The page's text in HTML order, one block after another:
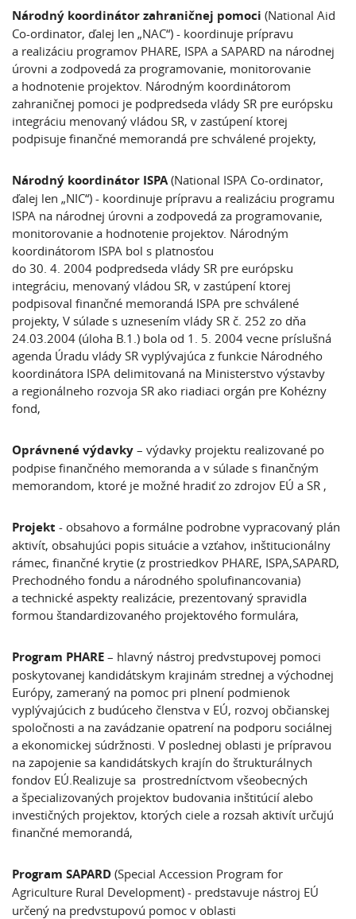
Národný koordinátor zahraničnej pomoci (National Aid
Co-ordinator, ďalej len „NAC“) - koordinuje prípravu
a realizáciu programov PHARE, ISPA a SAPARD na národnej
úrovni a zodpovedá za programovanie, monitorovanie
a hodnotenie projektov. Národným koordinátorom
zahraničnej pomoci je podpredseda vlády SR pre európsku
integráciu menovaný vládou SR, v zastúpení ktorej
podpisuje finančné memorandá pre schválené projekty,
Národný koordinátor ISPA(National ISPA Co-ordinator,
ďalej len „NIC“) - koordinuje prípravu a realizáciu programu
ISPA na národnej úrovni a zodpovedá za programovanie,
monitorovanie a hodnotenie projektov. Národným
koordinátorom ISPA bol s platnosťou
do 30. 4. 2004 podpredseda vlády SR pre európsku
integráciu, menovaný vládou SR, v zastúpení ktorej
podpisoval finančné memorandá ISPA pre schválené
projekty, V súlade s uznesením vlády SR č. 252 zo dňa
24.03.2004 (úloha B.1.) bola od 1. 5. 2004 vecne príslušná
agenda Úradu vlády SR vyplývajúca z funkcie Národného
koordinátora ISPA delimitovaná na Ministerstvo výstavby
a regionálneho rozvoja SR ako riadiaci orgán pre Kohézny
fond,
Oprávnené výdavky – výdavky projektu realizované po
podpise finančného memoranda a v súlade s finančným
memorandom, ktoré je možné hradiť zo zdrojov EÚ a SR ,
Projekt - obsahovo a formálne podrobne vypracovaný plán
aktivít, obsahujúci popis situácie a vzťahov, inštitucionálny
rámec, finančné krytie (z prostriedkov PHARE, ISPA,SAPARD,
Prechodného fondu a národného spolufinancovania)
a technické aspekty realizácie, prezentovaný spravidla
formou štandardizovaného projektového formulára,
Program PHARE – hlavný nástroj predvstupovej pomoci
poskytovanej kandidátskym krajinám strednej a východnej
Európy, zameraný na pomoc pri plnení podmienok
vyplývajúcich z budúceho členstva v EÚ, rozvoj občianskej
spoločnosti a na zavádzanie opatrení na podporu sociálnej
a ekonomickej súdržnosti. V poslednej oblasti je prípravou
na zapojenie sa kandidátskych krajín do štrukturálnych
fondov EÚ.Realizuje sa prostredníctvom všeobecných
a špecializovaných projektov budovania inštitúcií alebo
investičných projektov, ktorých ciele a rozsah aktivít určujú
finančné memorandá,
Program SAPARD (Special Accession Program for
Agriculture Rural Development) - predstavuje nástroj EÚ
určený na predvstupovú pomoc v oblasti